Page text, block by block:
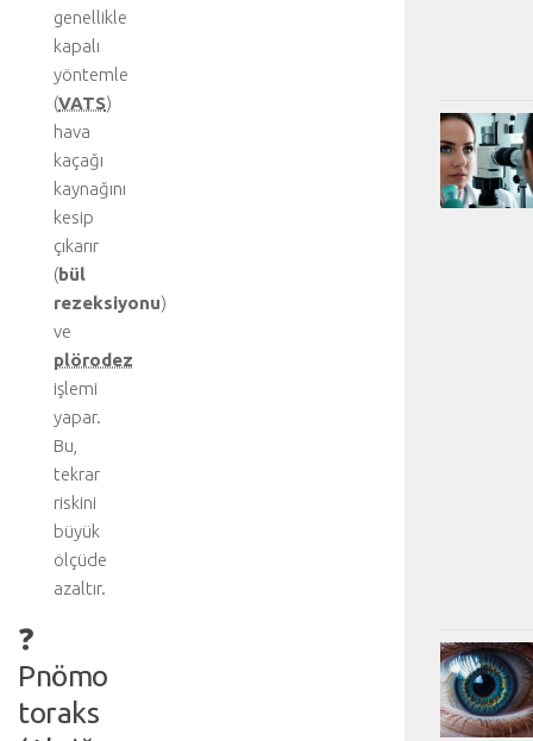
genellikle
kapalı
yöntemle
(VATS)
hava
kaçağı
kaynağını
kesip
çıkarır
(bül
rezeksiyonu)
ve
plörodez
işlemi
yapar.
Bu,
tekrar
riskini
büyük
ölçüde
azaltır.
❓
Pnömo
toraks